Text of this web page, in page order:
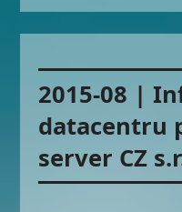
2015-08 |
datacentru
server CZ